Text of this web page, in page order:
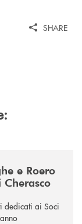
SHARE
e Roero
dedicati ai Soci